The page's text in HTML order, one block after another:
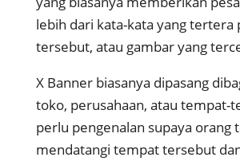
lebih dari kata-kata yang tertera
tersebut, atau gambar yang
X Banner biasanya dipasang
toko, perusahaan, atau tempat-
perlu pengenalan supaya orang
mendatangi tempat tersebut